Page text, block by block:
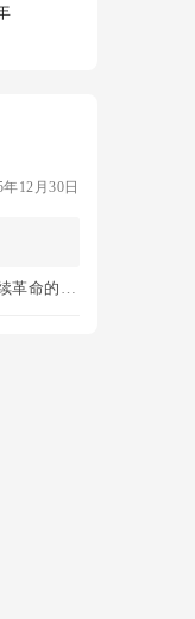
年12月30日
理论”？